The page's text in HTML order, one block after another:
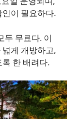
이 필요하다.
두 무료다. 이
게 개방하고,
한 배려다.